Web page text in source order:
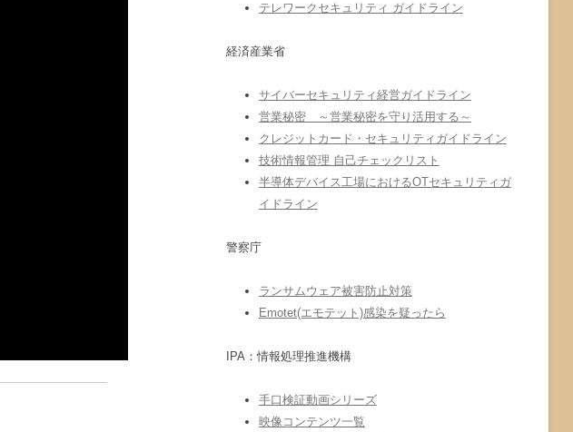
テレワークセキュリティ ガイドライン
経済産業省
サイバーセキュリティ経営ガイドライン
営業秘密 ～営業秘密を守り活用する～
クレジットカード・セキュリティガイドライン
技術情報管理 自己チェックリスト
半導体デバイス工場におけるOTセキュリティガ
イドライン
警察庁
ランサムウェア被害防止対策
Emotet(エモテット)感染を疑ったら
IPA：情報処理推進機構
手口検証動画シリーズ
映像コンテンツ一覧